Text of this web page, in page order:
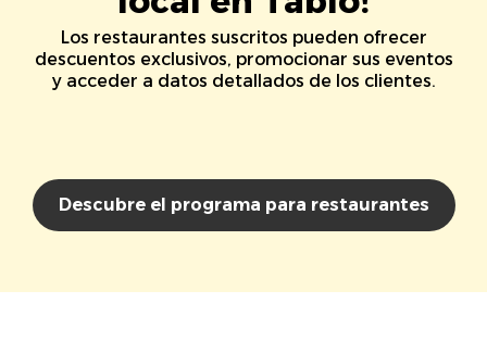
Los restaurantes suscritos pueden ofrecer
descuentos exclusivos, promocionar sus eventos
y acceder a datos detallados de los clientes.
Descubre el programa para restaurantes